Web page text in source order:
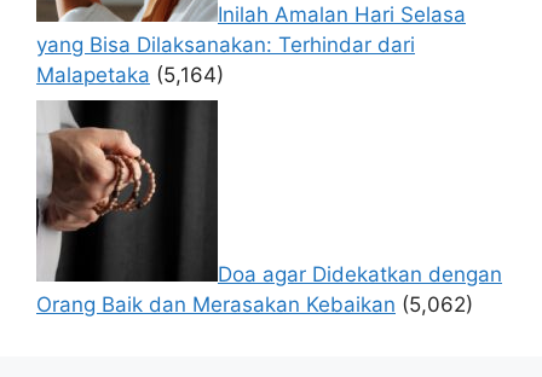
Inilah Amalan Hari Selasa
yang Bisa Dilaksanakan: Terhindar dari
Malapetaka (5,164)
Doa agar Didekatkan dengan
Orang Baik dan Merasakan Kebaikan (5,062)